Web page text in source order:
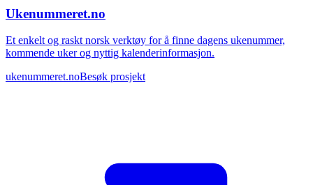
Ukenummeret.no
Et enkelt og raskt norsk verktøy for å finne dagens ukenummer,
kommende uker og nyttig kalenderinformasjon.
ukenummeret.noBesøk prosjekt